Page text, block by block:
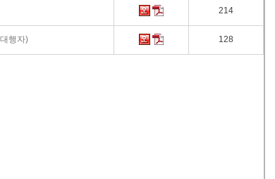
214
행자) 128